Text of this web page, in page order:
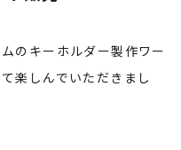
のキーホルダー製作ワー
楽しんでいただきまし